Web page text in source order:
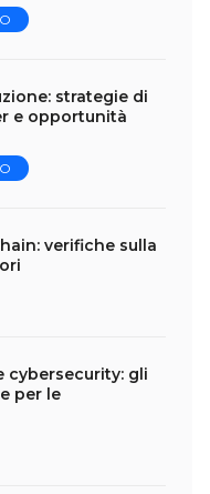
strategie di
e opportunità
verifiche sulla
cybersecurity: gli
per le